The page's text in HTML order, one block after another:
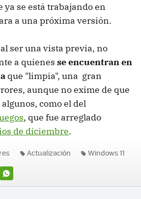
se está trabajando en
a una próxima versión.
ser una vista previa, no
a quienes se encuentran en
que "limpia", una gran
aunque no exime de que
como el del
, que fue arreglado
de diciembre.
WHATSAPP
Actualización Windows 11